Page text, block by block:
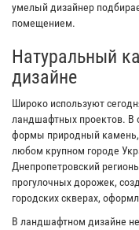
умелый дизайнер
помещением.
Натуральный
дизайне
Широко используют
ландшафтных проектов. В
формы природный камень,
любом крупном городе
Днепропетровский
прогулочных дорожек,
городских скверах,
В ландшафтном дизайне